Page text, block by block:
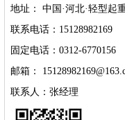
地址： 中国·河北·轻型起
联系电话：15128982169
固定电话：0312-6770156
邮箱：
联系人：张经理